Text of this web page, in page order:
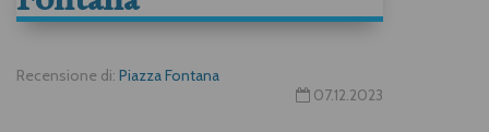
Recensione di: Piazza Fontana
07.12.2023